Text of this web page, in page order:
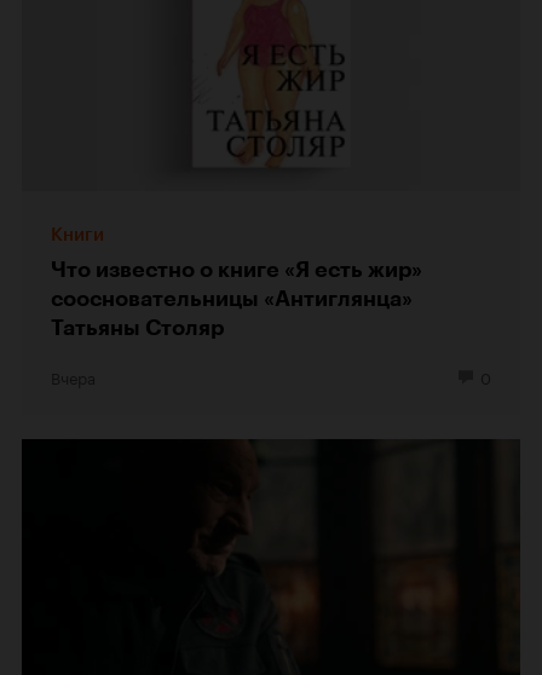
Книги
Что известно о книге «Я есть жир»
соосновательницы «Антиглянца»
Татьяны Столяр